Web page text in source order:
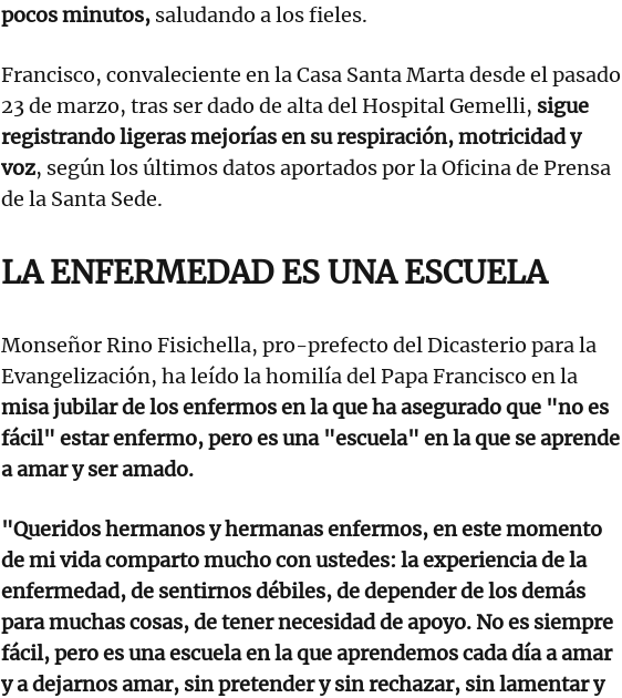
pocos minutos, saludando a los fieles.
Francisco, convaleciente en la Casa Santa Marta desde el pasado
23 de marzo, tras ser dado de alta del Hospital Gemelli, sigue
registrando ligeras mejorías en su respiración, motricidad y
voz, según los últimos datos aportados por la Oficina de Prensa
de la Santa Sede.
LA ENFERMEDAD ES UNA ESCUELA
Monseñor Rino Fisichella, pro-prefecto del Dicasterio para la
Evangelización, ha leído la homilía del Papa Francisco en la
misa jubilar de los enfermos en la que ha asegurado que "no es
fácil" estar enfermo, pero es una "escuela" en la que se aprende
a amar y ser amado.
"Queridos hermanos y hermanas enfermos, en este momento
de mi vida comparto mucho con ustedes: la experiencia de la
enfermedad, de sentirnos débiles, de depender de los demás
para muchas cosas, de tener necesidad de apoyo. No es siempre
fácil, pero es una escuela en la que aprendemos cada día a amar
y a dejarnos amar, sin pretender y sin rechazar, sin lamentar y